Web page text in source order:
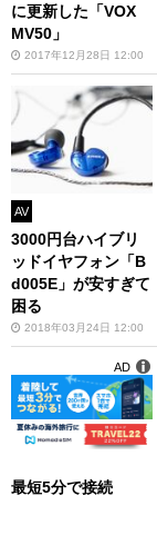
に更新した「VOX
MV50」
2017年12月28日 12:00
AV
3000円台ハイブリ
ッドイヤフォン「B
d005E」が安すぎて
困る
2018年03月24日 12:00
最短5分で接続
AD